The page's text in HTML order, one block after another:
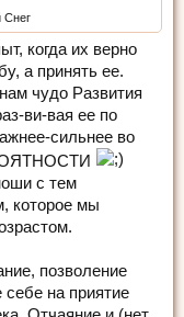
Снег
когда их верно
а принять ее.
чудо Развития
ви-вая ее по
сильнее во
с тем
которое мы
позволение
на приятие